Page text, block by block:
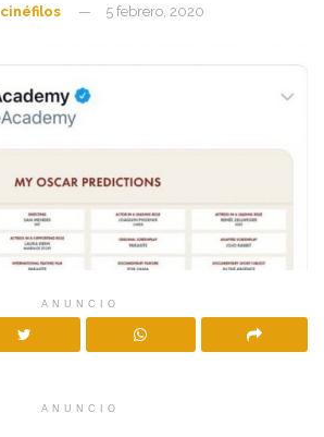
cinéfilos 5 febrero, 2020
ANUNCIO
ANUNCIO